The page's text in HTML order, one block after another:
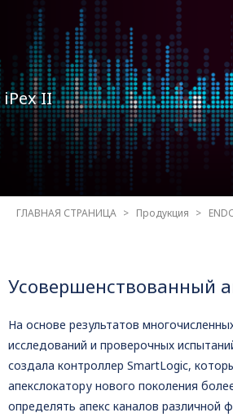
iPex II
ГЛАВНАЯ СТРАНИЦА Продукция
Усовершенствованный
На основе результатов
исследований и проверочных
создала контроллер SmartLogic,
апекслокатору нового поколения
определять апекс каналов различной